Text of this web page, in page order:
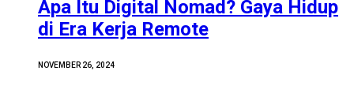
Apa Itu Digital Nomad? Gaya Hidup
di Era Kerja Remote
NOVEMBER 26, 2024